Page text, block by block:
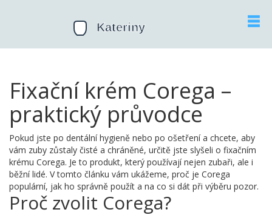
Fixační krém Corega –
praktický průvodce
Pokud jste po dentální hygieně nebo po ošetření a chcete, aby
vám zuby zůstaly čisté a chráněné, určitě jste slyšeli o fixačním
krému Corega. Je to produkt, který používají nejen zubaři, ale i
běžní lidé. V tomto článku vám ukážeme, proč je Corega
populární, jak ho správně použít a na co si dát při výběru pozor.
Proč zvolit Corega?